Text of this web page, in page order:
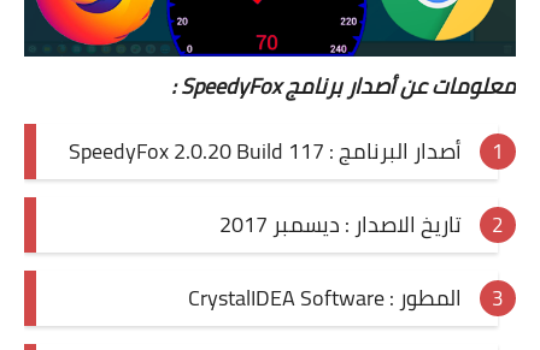
معلومات عن أصدار برنامج SpeedyFox :
أصدار البرنامج : SpeedyFox 2.0.20 Build 117
تاريخ الاصدار : ديسمبر 2017
المطور : CrystalIDEA Software